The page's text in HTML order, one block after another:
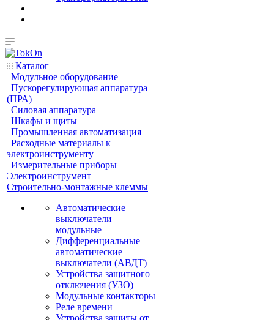
Каталог
Модульное оборудование
Пускорегулирующая аппаратура
(ПРА)
Силовая аппаратура
Шкафы и щиты
Промышленная автоматизация
Расходные материалы к
электроинструменту
Измерительные приборы
Электроинструмент
Строительно-монтажные клеммы
Автоматические
выключатели
модульные
Дифференциальные
автоматические
выключатели (АВДТ)
Устройства защитного
отключения (УЗО)
Модульные контакторы
Реле времени
Устройства защиты от